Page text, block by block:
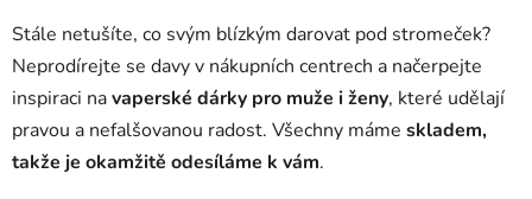
Stále netušíte, co svým blízkým darovat pod stromeček?
Neprodírejte se davy v nákupních centrech a načerpejte
inspiraci navaperské dárky pro muže i ženy, které udělají
pravou a nefalšovanou radost. Všechny máme skladem,
takže je okamžitě odesíláme k vám.